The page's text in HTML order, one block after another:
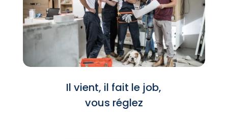
Il vient, il fait le job,
vous réglez